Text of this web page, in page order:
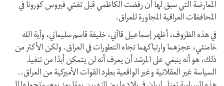
المعارضة التي سبق لها أن رفضت الكاظمي قبل تفشي فيروس كورونا في
المحافظات العراقية المجاورة للعراق.
في هذه الظروف، أظهر إسماعيل قاآني، خليفة قاسم سليماني، وآية الله
خامنئي، عجزهما وارتباكهما تجاه التطورات في العراق. ولكن الأكثر من
ذلك، هو أنه ينبغي على المرشد أن يعرف أنه لن يتمكن أبدًا من تنفيذ
السياسة غير العقلانية وغير الواقعية بطرد القوات الأميركية من العراق..